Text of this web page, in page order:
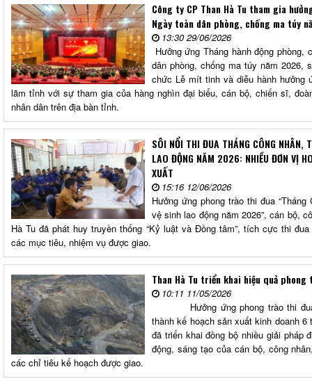
Công ty CP Than Hà Tu tham gia
Ngày toàn dân phòng, chống ma túy
13:30 29/06/2026
Hưởng ứng Tháng hành động
dân phòng, chống ma túy năm 2026,
chức Lễ mít tinh và diễu hành hưởng
lãm tỉnh với sự tham gia của hàng nghìn đại biểu, cán bộ, chiến sĩ,
nhân dân trên địa bàn tỉnh.
SÔI NỔI THI ĐUA THÁNG CÔNG NHÂN,
LAO ĐỘNG NĂM 2026: NHIỀU ĐƠN VỊ
XUẤT
15:16 12/06/2026
Hưởng ứng phong trào thi đua
vệ sinh lao động năm 2026”, cán bộ,
Hà Tu đã phát huy truyền thống “Kỷ luật và Đồng tâm”, tích cực thi
các mục tiêu, nhiệm vụ được giao.
Than Hà Tu triển khai hiệu quả
10:11 11/05/2026
Hưởng ứng phong trào thi đua
thành kế hoạch sản xuất kinh doanh 6
đã triển khai đồng bộ nhiều giải pháp
động, sáng tạo của cán bộ, công
các chỉ tiêu kế hoạch được giao.